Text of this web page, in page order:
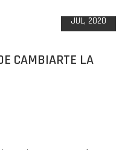
JUL, 2020
CAMBIARTE LA